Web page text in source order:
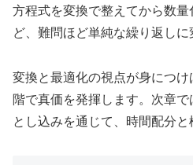
方程式を変換で整えてから数
ど、難問ほど単純な繰り返しに
変換と最適化の視点が身につ
階で真価を発揮します。次章
とし込みを通じて、時間配分と